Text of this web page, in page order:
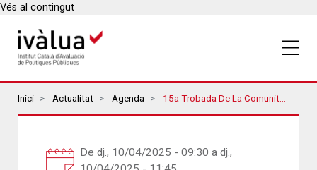
Vés al contingut
Breadcrumbs
Inici Actualitat Agenda 15a Trobada De La Comunitat De Pràctica De L’avaluació (CoAVA) De La Generalitat De Catalunya
De dj., 10/04/2025 - 09:30 a dj.,